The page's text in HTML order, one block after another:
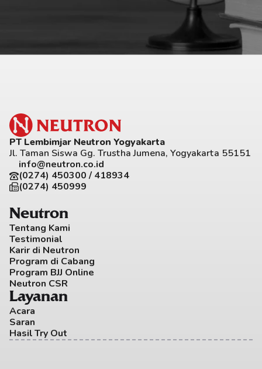
PT Lembimjar Neutron Yogyakarta
Jl. Taman Siswa Gg. Trustha Jumena, Yogyakarta 55151
info@neutron.co.id
(0274) 450300 / 418934
(0274) 450999
Neutron
Tentang Kami
Testimonial
Karir di Neutron
Program di Cabang
Program BJJ Online
Neutron CSR
Layanan
Acara
Saran
Hasil Try Out